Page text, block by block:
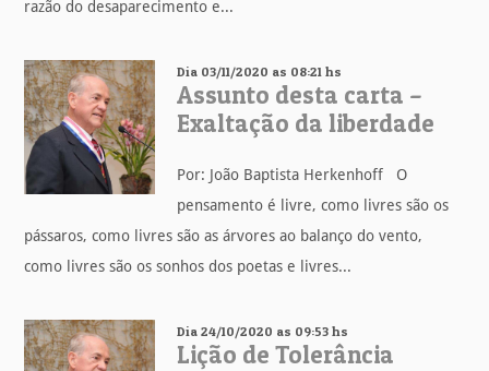
razão do desaparecimento e...
Dia 03/11/2020 as 08:21 hs
Assunto desta carta –
Exaltação da liberdade
Por: João Baptista Herkenhoff O
pensamento é livre, como livres são os
pássaros, como livres são as árvores ao balanço do vento,
como livres são os sonhos dos poetas e livres...
Dia 24/10/2020 as 09:53 hs
Lição de Tolerância